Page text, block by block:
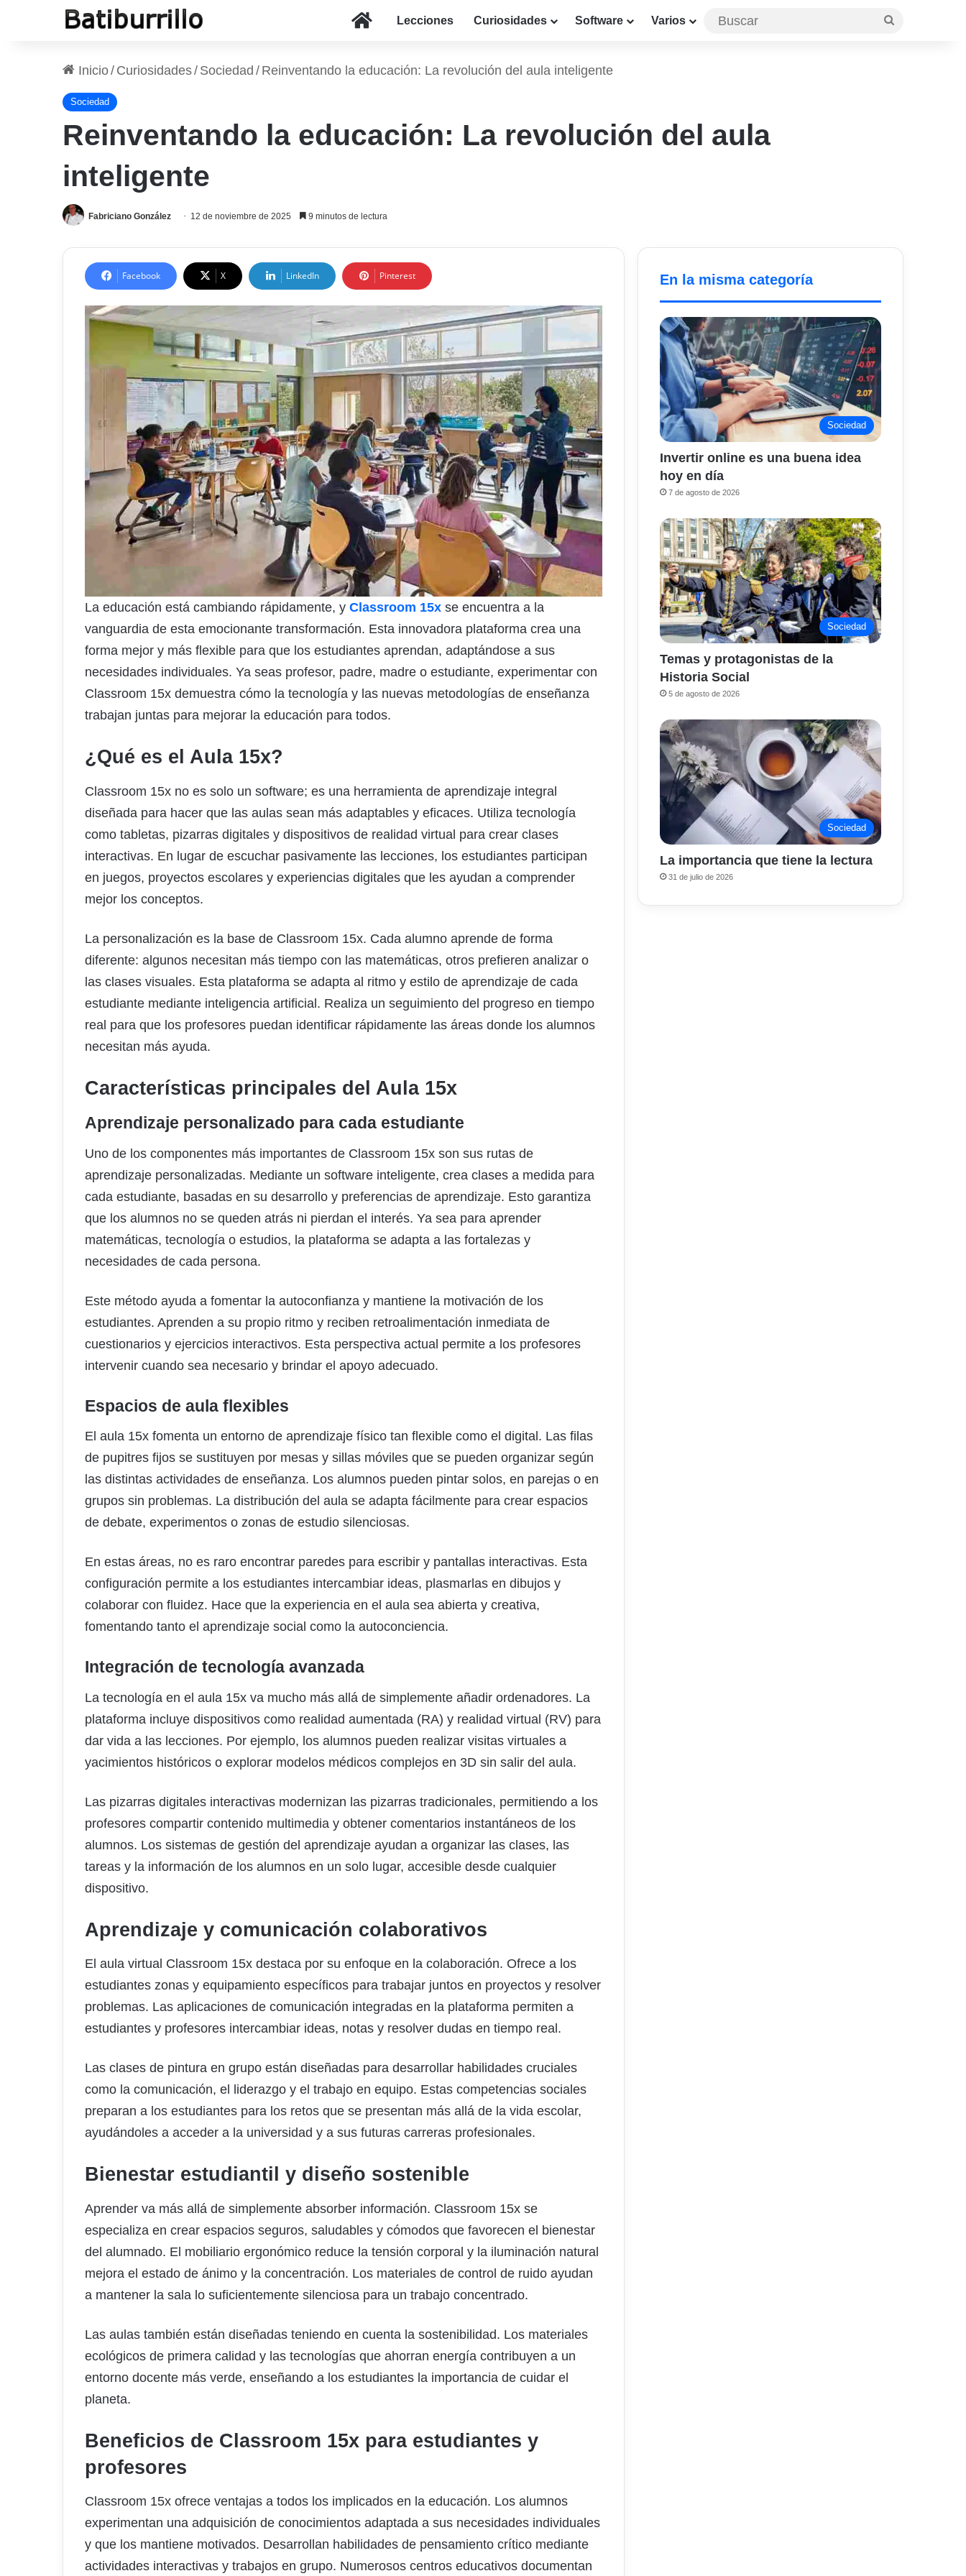
InicioLecciones Curiosidades Software Varios
Inicio/ Curiosidades/ Sociedad / Reinventando la educación: La revolución del aula inteligente
Sociedad
Reinventando la educación: La revolución del aula
inteligente
Fabriciano González 12 de noviembre de 2025 9 minutos de lectura
Facebook X LinkedIn Pinterest
La educación está cambiando rápidamente, y Classroom 15x se encuentra a la
vanguardia de esta emocionante transformación. Esta innovadora plataforma crea una
forma mejor y más flexible para que los estudiantes aprendan, adaptándose a sus
necesidades individuales. Ya seas profesor, padre, madre o estudiante, experimentar con
Classroom 15x demuestra cómo la tecnología y las nuevas metodologías de enseñanza
trabajan juntas para mejorar la educación para todos.
¿Qué es el Aula 15x?
Classroom 15x no es solo un software; es una herramienta de aprendizaje integral
diseñada para hacer que las aulas sean más adaptables y eficaces. Utiliza tecnología
como tabletas, pizarras digitales y dispositivos de realidad virtual para crear clases
interactivas. En lugar de escuchar pasivamente las lecciones, los estudiantes participan
en juegos, proyectos escolares y experiencias digitales que les ayudan a comprender
mejor los conceptos.
La personalización es la base de Classroom 15x. Cada alumno aprende de forma
diferente: algunos necesitan más tiempo con las matemáticas, otros prefieren analizar o
las clases visuales. Esta plataforma se adapta al ritmo y estilo de aprendizaje de cada
estudiante mediante inteligencia artificial. Realiza un seguimiento del progreso en tiempo
real para que los profesores puedan identificar rápidamente las áreas donde los alumnos
necesitan más ayuda.
Características principales del Aula 15x
Aprendizaje personalizado para cada estudiante
Uno de los componentes más importantes de Classroom 15x son sus rutas de
aprendizaje personalizadas. Mediante un software inteligente, crea clases a medida para
cada estudiante, basadas en su desarrollo y preferencias de aprendizaje. Esto garantiza
que los alumnos no se queden atrás ni pierdan el interés. Ya sea para aprender
matemáticas, tecnología o estudios, la plataforma se adapta a las fortalezas y
necesidades de cada persona.
Este método ayuda a fomentar la autoconfianza y mantiene la motivación de los
estudiantes. Aprenden a su propio ritmo y reciben retroalimentación inmediata de
cuestionarios y ejercicios interactivos. Esta perspectiva actual permite a los profesores
intervenir cuando sea necesario y brindar el apoyo adecuado.
Espacios de aula flexibles
El aula 15x fomenta un entorno de aprendizaje físico tan flexible como el digital. Las filas
de pupitres fijos se sustituyen por mesas y sillas móviles que se pueden organizar según
las distintas actividades de enseñanza. Los alumnos pueden pintar solos, en parejas o en
grupos sin problemas. La distribución del aula se adapta fácilmente para crear espacios
de debate, experimentos o zonas de estudio silenciosas.
En estas áreas, no es raro encontrar paredes para escribir y pantallas interactivas. Esta
configuración permite a los estudiantes intercambiar ideas, plasmarlas en dibujos y
colaborar con fluidez. Hace que la experiencia en el aula sea abierta y creativa,
fomentando tanto el aprendizaje social como la autoconciencia.
Integración de tecnología avanzada
La tecnología en el aula 15x va mucho más allá de simplemente añadir ordenadores. La
plataforma incluye dispositivos como realidad aumentada (RA) y realidad virtual (RV) para
dar vida a las lecciones. Por ejemplo, los alumnos pueden realizar visitas virtuales a
yacimientos históricos o explorar modelos médicos complejos en 3D sin salir del aula.
Las pizarras digitales interactivas modernizan las pizarras tradicionales, permitiendo a los
profesores compartir contenido multimedia y obtener comentarios instantáneos de los
alumnos. Los sistemas de gestión del aprendizaje ayudan a organizar las clases, las
tareas y la información de los alumnos en un solo lugar, accesible desde cualquier
dispositivo.
Aprendizaje y comunicación colaborativos
El aula virtual Classroom 15x destaca por su enfoque en la colaboración. Ofrece a los
estudiantes zonas y equipamiento específicos para trabajar juntos en proyectos y resolver
problemas. Las aplicaciones de comunicación integradas en la plataforma permiten a
estudiantes y profesores intercambiar ideas, notas y resolver dudas en tiempo real.
Las clases de pintura en grupo están diseñadas para desarrollar habilidades cruciales
como la comunicación, el liderazgo y el trabajo en equipo. Estas competencias sociales
preparan a los estudiantes para los retos que se presentan más allá de la vida escolar,
ayudándoles a acceder a la universidad y a sus futuras carreras profesionales.
Bienestar estudiantil y diseño sostenible
Aprender va más allá de simplemente absorber información. Classroom 15x se
especializa en crear espacios seguros, saludables y cómodos que favorecen el bienestar
del alumnado. El mobiliario ergonómico reduce la tensión corporal y la iluminación natural
mejora el estado de ánimo y la concentración. Los materiales de control de ruido ayudan
a mantener la sala lo suficientemente silenciosa para un trabajo concentrado.
Las aulas también están diseñadas teniendo en cuenta la sostenibilidad. Los materiales
ecológicos de primera calidad y las tecnologías que ahorran energía contribuyen a un
entorno docente más verde, enseñando a los estudiantes la importancia de cuidar el
planeta.
Beneficios de Classroom 15x para estudiantes y
profesores
Classroom 15x ofrece ventajas a todos los implicados en la educación. Los alumnos
experimentan una adquisición de conocimientos adaptada a sus necesidades individuales
y que los mantiene motivados. Desarrollan habilidades de pensamiento crítico mediante
actividades interactivas y trabajos en grupo. Numerosos centros educativos documentan
En la misma categoría
Sociedad
Invertir online es una buena idea
hoy en día
7 de agosto de 2026
Sociedad
Temas y protagonistas de la
Historia Social
5 de agosto de 2026
Sociedad
La importancia que tiene la lectura
31 de julio de 2026